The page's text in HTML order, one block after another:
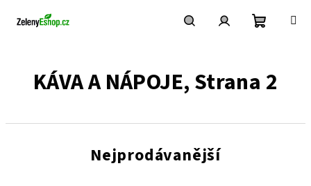
košík
KÁVA A NÁPOJE, Strana 2
Nejprodávanější